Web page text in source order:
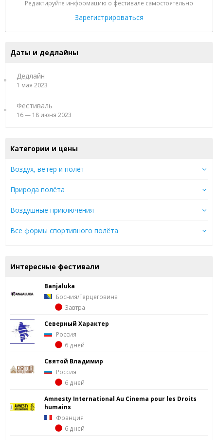
Редактируйте информацию о фестивале самостоятельно
Зарегистрироваться
Даты и дедлайны
Дедлайн
1 мая 2023
Фестиваль
16 — 18 июня 2023
Категории и цены
Воздух, ветер и полёт
Природа полёта
Воздушные приключения
Все формы спортивного полёта
Интересные фестивали
Banjaluka
Босния/Герцеговина
Завтра
Северный Характер
Россия
6 дней
Святой Владимир
Россия
6 дней
Amnesty International Au Cinema pour les Droits
humains
Франция
6 дней